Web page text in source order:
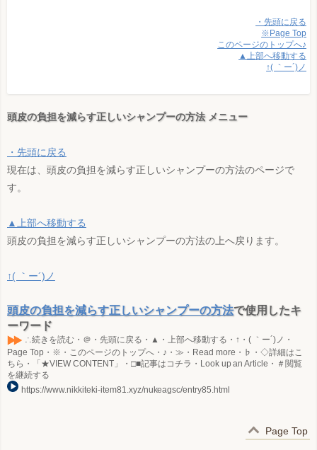
・先頭に戻る
※Page Top
このページのトップへ♪
▲上部へ移動する
↑( ｀ー´)ノ
Page Top
頭皮の負担を減らす正しいシャンプーの方法 メニュー
・先頭に戻る
現在は、頭皮の負担を減らす正しいシャンプーの方法のページで
す。
▲上部へ移動する
頭皮の負担を減らす正しいシャンプーの方法の上へ戻ります。
↑( ｀ー´)ノ
頭皮の負担を減らす正しいシャンプーの方法で使用したキ
ーワード
∴続きを読む・＠・先頭に戻る・▲・上部へ移動する・↑・( ｀ー´)ノ・
Page Top・※・このページのトップへ・♪・≫・Read more・♭・◇詳細はこ
ちら・「★VIEW CONTENT」・□■記事はコチラ・Look up an Article・＃閲覧
を継続する
https://www.nikkiteki-item81.xyz/nukeagsc/entry85.html